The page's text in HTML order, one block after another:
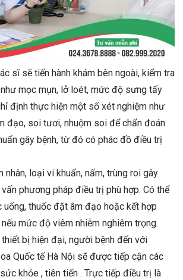
sĩ sẽ tiến hành khám bên ngoài, kiểm tra
mọc mụn, lở loét, mức độ sưng tấy
định thực hiện một số xét nghiệm như
đạo, soi tươi, nhuộm soi để chẩn đoán
gây bệnh, từ đó có phác đồ điều trị
nhân, loại vi khuẩn, nấm, trùng roi gây
phương pháp điều trị phù hợp. Có thể
uống, thuốc đặt âm đạo hoặc kết hợp
mức độ viêm nhiễm nghiêm trọng.
bị hiện đại, người bệnh đến với
Quốc tế Hà Nội sẽ được tiếp cận các
khỏe , tiên tiến . Trực tiếp điều trị là